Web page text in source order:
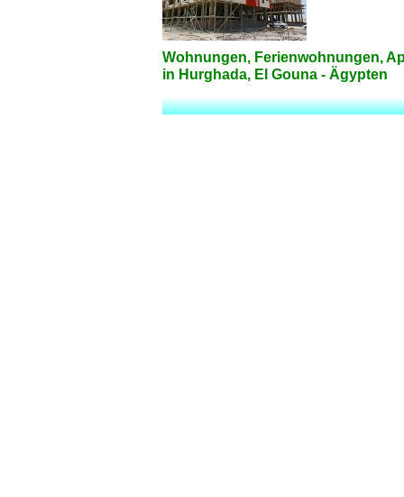
Wohnungen, Ferienwohnungen,
in Hurghada, El Gouna - Ägypten